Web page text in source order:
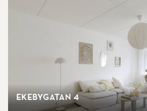
Ekebygatan 4